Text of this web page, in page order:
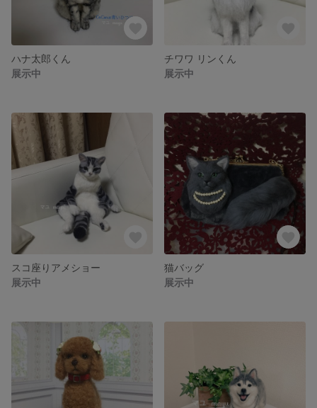
ハナ太郎くん
展示中
チワワ リンくん
展示中
スコ座りアメショー
展示中
猫バッグ
展示中